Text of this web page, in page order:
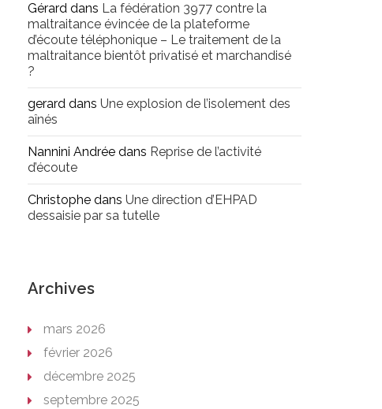
Gérard dans La fédération 3977 contre la
maltraitance évincée de la plateforme
d’écoute téléphonique – Le traitement de la
maltraitance bientôt privatisé et marchandisé
?
gerard dansUne explosion de l’isolement des
aînés
Nannini Andrée dans Reprise de l’activité
d’écoute
Christophe dansUne direction d’EHPAD
dessaisie par sa tutelle
Archives
mars 2026
février 2026
décembre 2025
septembre 2025